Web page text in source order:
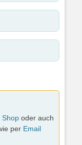
Shop oder auch
per Email